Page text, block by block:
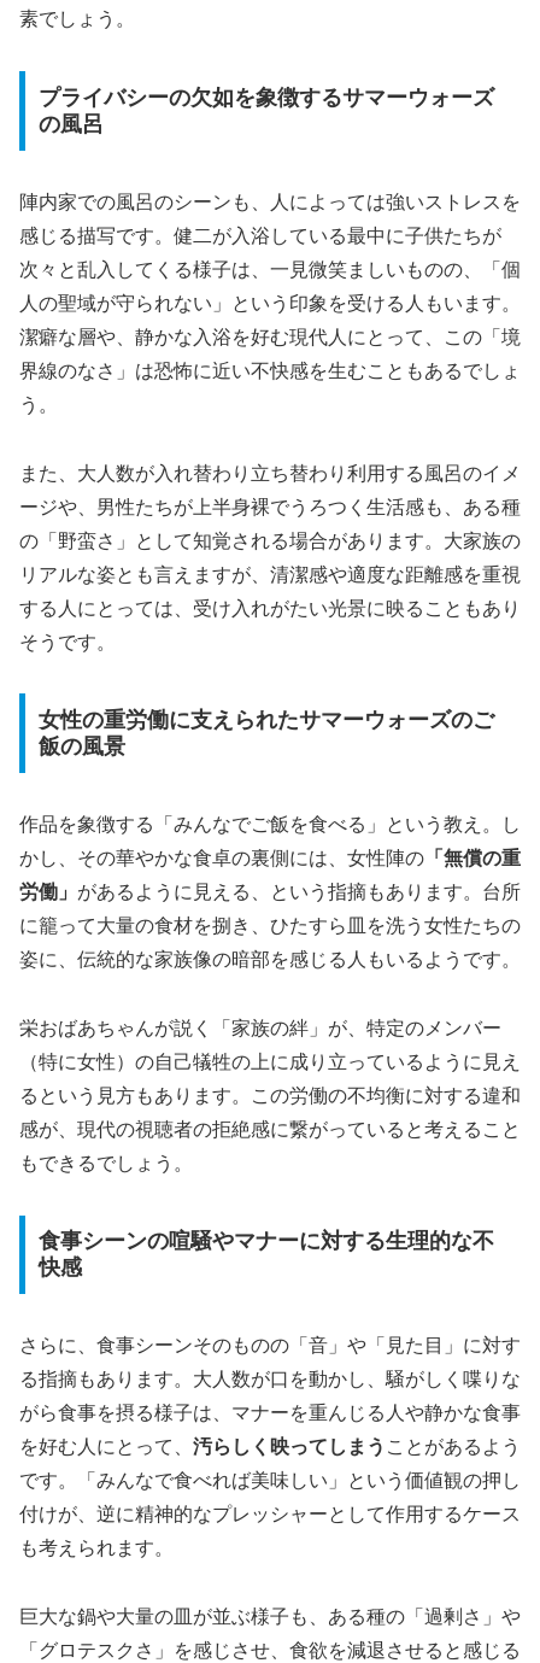
素でしょう。
プライバシーの欠如を象徴するサマーウォーズ
の風呂
陣内家での風呂のシーンも、人によっては強いストレスを
感じる描写です。健二が入浴している最中に子供たちが
次々と乱入してくる様子は、一見微笑ましいものの、
「個
人の聖域が守られない」
という印象を受ける人もいます。
潔癖な層や、静かな入浴を好む現代人にとって、この「境
界線のなさ」は恐怖に近い不快感を生むこともあるでしょ
う。
また、大人数が入れ替わり立ち替わり利用する風呂のイメ
ージや、男性たちが上半身裸でうろつく生活感も、ある種
の「野蛮さ」として知覚される場合があります。大家族の
リアルな姿とも言えますが、清潔感や適度な距離感を重視
する人にとっては、受け入れがたい光景に映ることもあり
そうです。
女性の重労働に支えられたサマーウォーズのご
飯の風景
作品を象徴する「みんなでご飯を食べる」という教え。し
かし、その華やかな食卓の裏側には、女性陣の 「無償の重
労働」 があるように見える、という指摘もあります。台所
に籠って大量の食材を捌き、ひたすら皿を洗う女性たちの
姿に、伝統的な家族像の暗部を感じる人もいるようです。
栄おばあちゃんが説く「家族の絆」が、特定のメンバー
（特に女性）の自己犠牲の上に成り立っているように見え
るという見方もあります。この労働の不均衡に対する違和
感が、現代の視聴者の拒絶感に繋がっていると考えること
もできるでしょう。
食事シーンの喧騒やマナーに対する生理的な不
快感
さらに、食事シーンそのものの「音」や「見た目」に対す
る指摘もあります。大人数が口を動かし、騒がしく喋りな
がら食事を摂る様子は、マナーを重んじる人や静かな食事
を好む人にとって、 汚らしく映ってしまう ことがあるよう
です。「みんなで食べれば美味しい」という価値観の押し
付けが、逆に精神的なプレッシャーとして作用するケース
も考えられます。
巨大な鍋や大量の皿が並ぶ様子も、ある種の「過剰さ」や
「グロテスクさ」を感じさせ、食欲を減退させると感じる